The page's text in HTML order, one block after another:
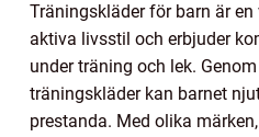
Träningskläder för barn är
aktiva livsstil och erbjuder
under träning och lek.
träningskläder kan barnet
prestanda. Med olika